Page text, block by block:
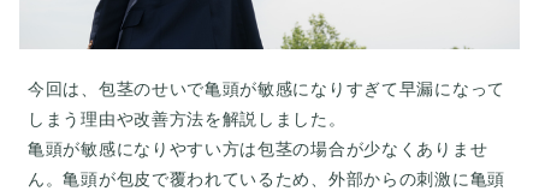
今回は、包茎のせいで亀頭が敏感になりすぎて早漏になって
しまう理由や改善方法を解説しました。
亀頭が敏感になりやすい方は包茎の場合が少なくありませ
ん。亀頭が包皮で覆われているため、外部からの刺激に亀頭